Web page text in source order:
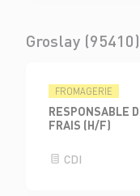
Groslay (95410)
FROMAGERIE
RESPONSABLE
FRAIS (H/F)
CDI